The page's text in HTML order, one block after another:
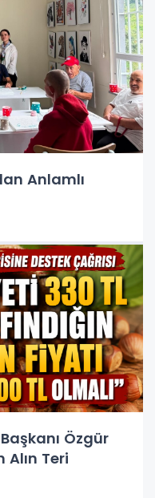
Anlamlı
Özgür
Alın Teri